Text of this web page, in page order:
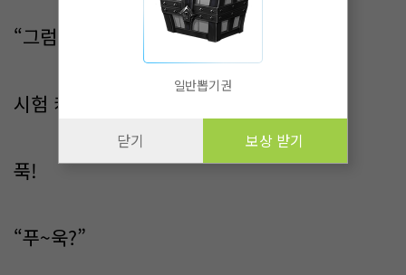
“그럼. 어디 한번?”
시험 케이스로 강하게 벽을 후려친다.
푹!
“푸~욱?”
일반뽑기권
닫기 보상 받기